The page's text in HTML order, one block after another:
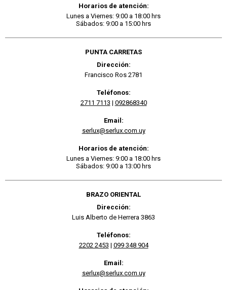
Horarios de atención:
Lunes a Viernes: 9:00 a 18:00 hrs
Sábados: 9:00 a 15:00 hrs
PUNTA CARRETAS
Dirección:
Francisco Ros 2781
Teléfonos:
2711 7113 | 092868340
Email:
serlux@serlux.com.uy
Horarios de atención:
Lunes a Viernes: 9:00 a 18:00 hrs
Sábados: 9:00 a 13:00 hrs
BRAZO ORIENTAL
Dirección:
Luis Alberto de Herrera 3863
Teléfonos:
2202 2453 | 099 348 904
Email:
serlux@serlux.com.uy